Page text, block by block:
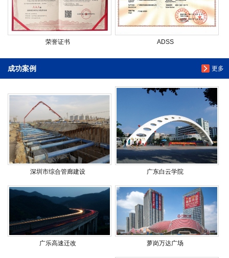
荣誉证书 ADSS
更多
成功案例
深圳市综合管廊建设 广东白云学院
广乐高速迁改 萝岗万达广场